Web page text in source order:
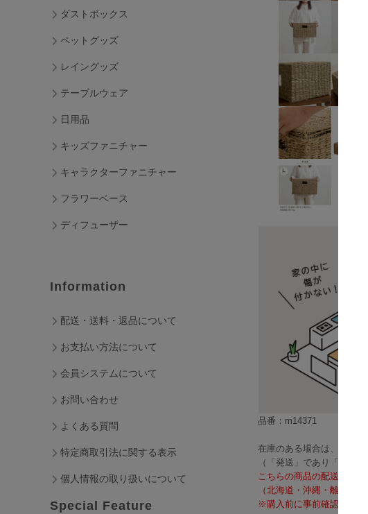
品番：m14371
在庫のある場合は、3～5営
（「発送」であり「お届
こちらの商品の配送料は無
（北海道・沖縄・離島へ
※購入前に事前確認も可能
ダストボックス
ペットグッズ
レイングッズ
テーブルウェア
日用品
キッズファニチャー
キャラクターファニチャー
フラワーベース
ディフューザー
Information
配送・送料・返品について
お支払い方法について
会員システムについて
お問い合わせ
よくある質問
特定商取引法に関する表示
個人情報の取り扱いについて
Special Feature